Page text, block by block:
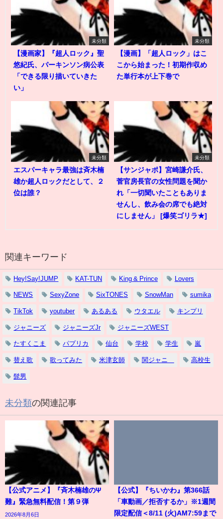
未分類
【漫画家】『超人ロック』聖
悠紀氏、パーキンソン病公表
「できる限り描いていきた
い」
未分類
【漫画】「超人ロック」はこ
こから始まった！初期作収め
た単行本が上下巻で
未分類
エスパーキャラ最強は斉木楠
雄か超人ロックだとして、２
位は誰？
未分類
【サンジャポ】宮崎謙介氏、
菅官房長官の女性問題を聞か
れ「一切聞いたこともありま
せんし、飲み会の席でも絶対
にしません」 [爆笑ゴリラ★]
関連キーワード
Hey!Say!JUMP KAT-TUN King & Prince Lovers
NEWS SexyZone SixTONES SnowMan sumika
TikTok youtuber あるある ウタエル キンプリ
ジャニーズ ジャニーズJr ジャニーズWEST
たすくこま パプリカ 仙台 学校 学生 嵐
替え歌 歌ってみた 米津玄師 関ジャニ∞ 高校生
髭男
未分類の関連記事
【公式アニメ】『斉木楠雄のΨ
難』緊急無料配信！第９弾
2026年8月6日
【公式】『ちいかわ』第366話
「車動画／拒否するか」※1週間
限定配信＜8/11 (火)AM7:59まで